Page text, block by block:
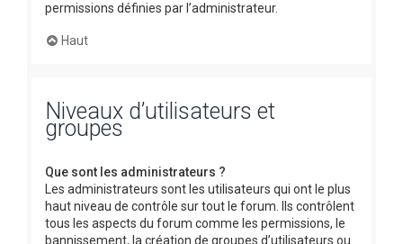
permissions définies par l’administrateur.
Haut
Niveaux d’utilisateurs et
groupes
Que sont les administrateurs ?
Les administrateurs sont les utilisateurs qui ont le plus
haut niveau de contrôle sur tout le forum. Ils contrôlent
tous les aspects du forum comme les permissions, le
bannissement, la création de groupes d’utilisateurs ou